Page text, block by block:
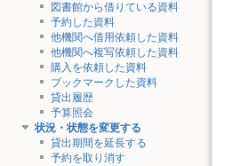
図書館から借りている資料
予約した資料
他機関へ借用依頼した資料
他機関へ複写依頼した資料
購入を依頼した資料
ブックマークした資料
貸出履歴
予算照会
状況・状態を変更する
貸出期間を延長する
予約を取り消す